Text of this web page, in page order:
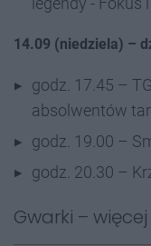
14.09 (niedziela) –
godz. 17.45 –
absolwentów
godz. 19.00 –
godz. 20.30 –
Gwarki –